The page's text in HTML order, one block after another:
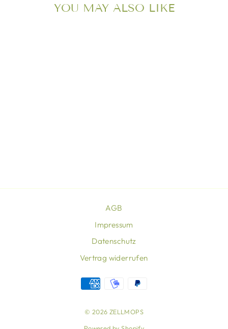
YOU MAY ALSO LIKE
AGB
Impressum
Datenschutz
Vertrag widerrufen
© 2026 ZELLMOPS